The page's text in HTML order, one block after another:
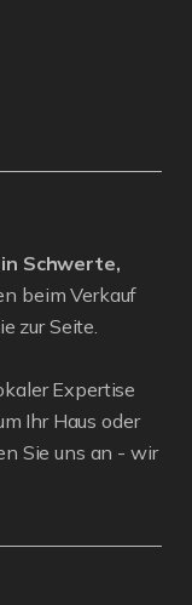
Schwerte,
beim Verkauf
zur Seite.
Expertise
Ihr Haus oder
Sie uns an - wir